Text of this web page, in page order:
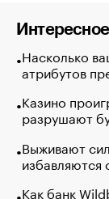
Насколько
атрибутов
Казино
разрушают
Выживают
избавляются
Как банк